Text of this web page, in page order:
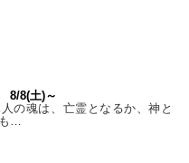
8/8(土)～
の魂は、亡霊となるか、神と
…